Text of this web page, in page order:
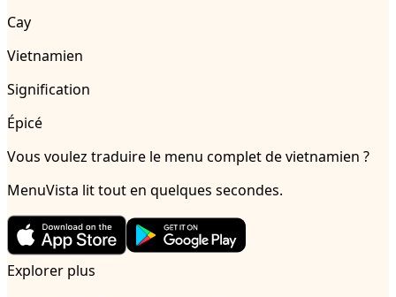
Cay
Vietnamien
Signification
Épicé
Vous voulez traduire le menu complet de vietnamien ?
MenuVista lit tout en quelques secondes.
Explorer plus